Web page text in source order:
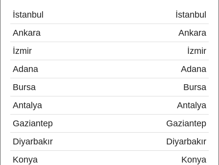
İstanbul
İstanbul
Ankara
Ankara
İzmir
İzmir
Adana
Adana
Bursa
Bursa
Antalya
Antalya
Gaziantep
Gaziantep
Diyarbakır
Diyarbakır
Konya
Konya